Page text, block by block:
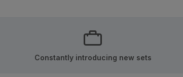
Constantly introducing new sets